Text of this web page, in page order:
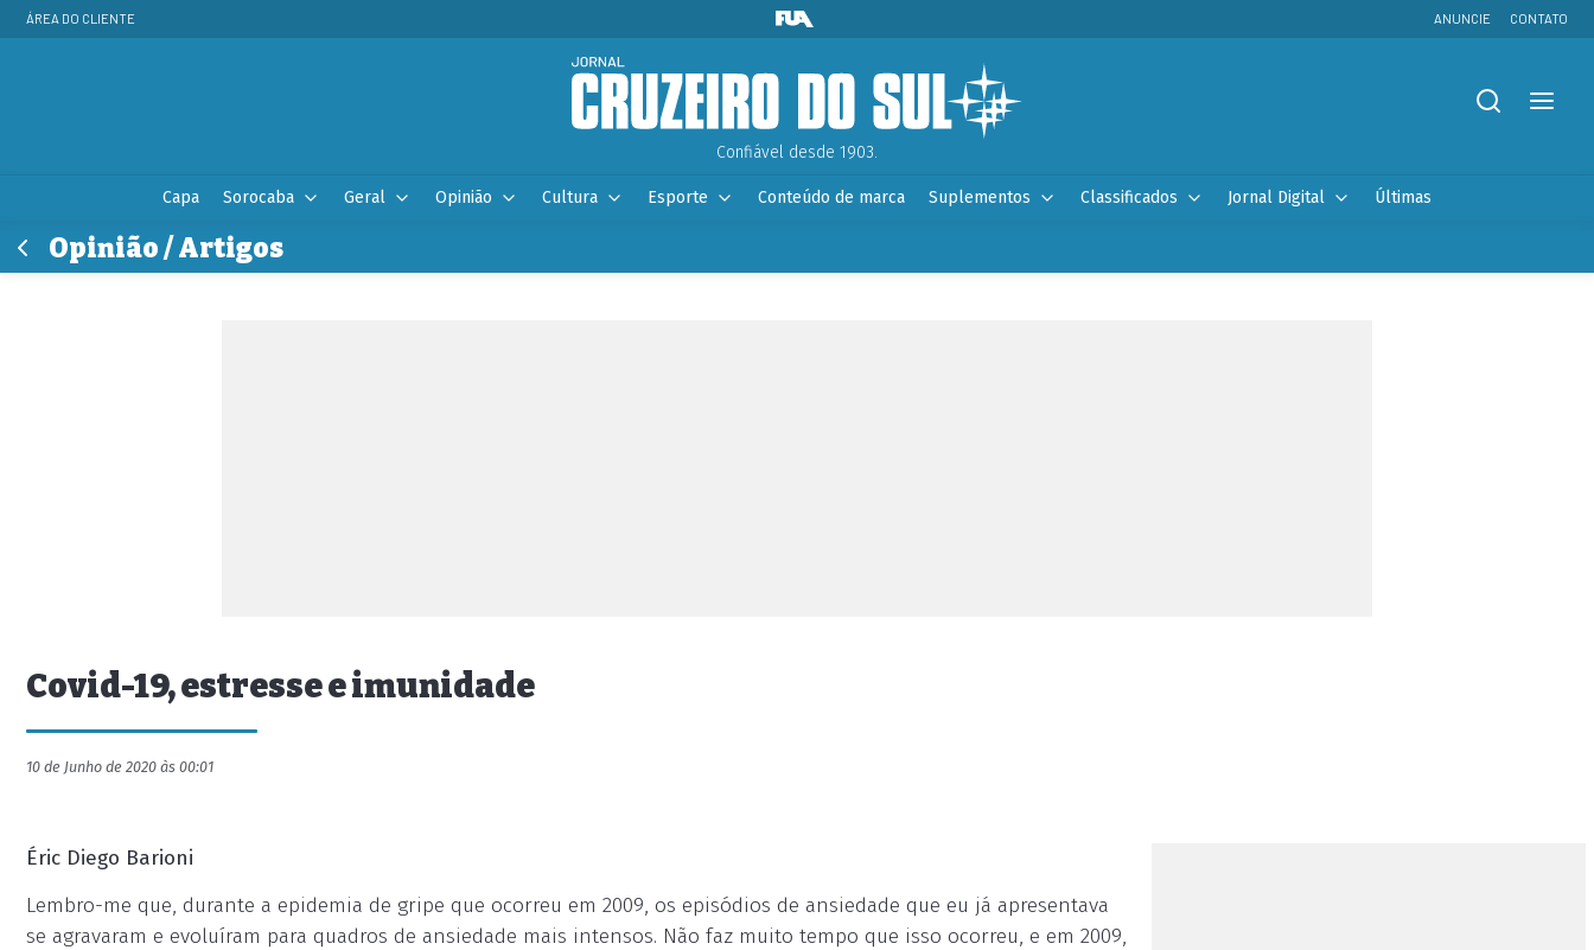
ÁREA DO CLIENTE ANUNCIE CONTATO
Confiável desde 1903.
Capa Sorocaba Geral Opinião Cultura Esporte Conteúdo de marca Suplementos Classificados Jornal Digital Últimas
Opinião / Artigos
Covid-19, estresse e imunidade
10 de Junho de 2020 às 00:01
Éric Diego Barioni
Lembro-me que, durante a epidemia de gripe que ocorreu em 2009, os episódios de ansiedade que eu já apresentava
se agravaram e evoluíram para quadros de ansiedade mais intensos. Não faz muito tempo que isso ocorreu, e em 2009,